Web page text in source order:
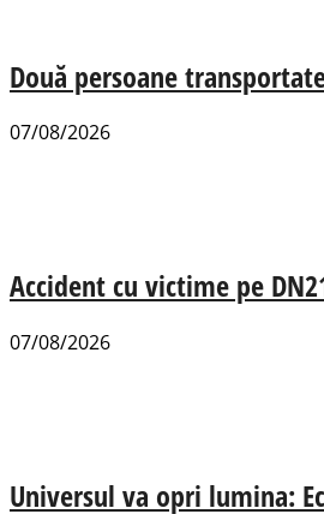
Două persoane
07/08/2026
Accident cu victime pe
07/08/2026
Universul va opri lumina: